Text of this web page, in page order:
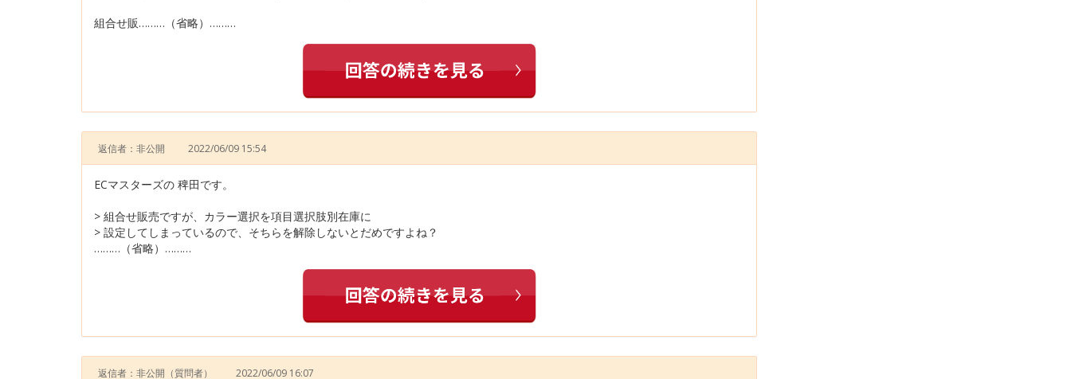
組合せ販………（省略）………
返信者：非公開 2022/06/09 15:54
ECマスターズの 稗田です。
> 組合せ販売ですが、カラー選択を項目選択肢別在庫に
> 設定してしまっているので、そちらを解除しないとだめですよね？
………（省略）………
返信者：非公開 （質問者） 2022/06/09 16:07